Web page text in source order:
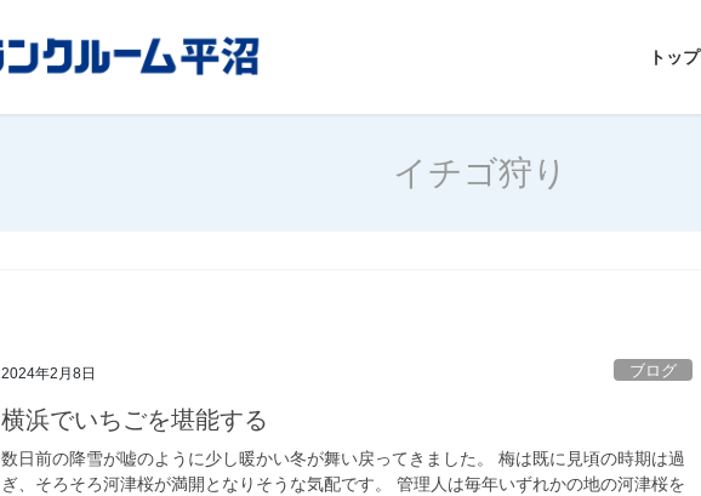
トップ
イチゴ狩り
2024年2月8日 ブログ
横浜でいちごを堪能する
数日前の降雪が嘘のように少し暖かい冬が舞い戻ってきました。 梅は既に見頃の時期は過
ぎ、そろそろ河津桜が満開となりそうな気配です。 管理人は毎年いずれかの地の河津桜を